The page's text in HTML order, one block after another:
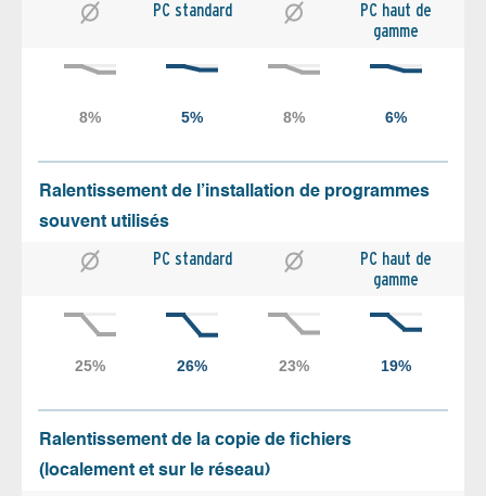
PC standard
PC haut de
gamme
Ralentissement de l’installation de programmes
souvent utilisés
PC standard
PC haut de
gamme
Ralentissement de la copie de fichiers
(localement et sur le réseau)